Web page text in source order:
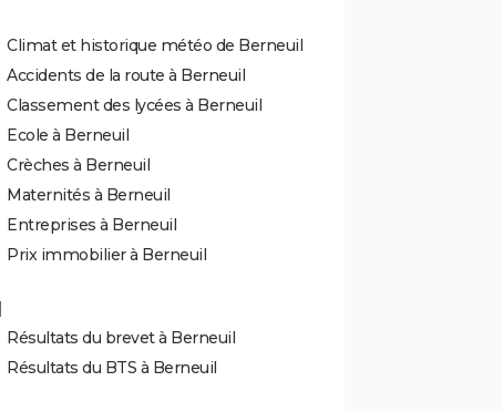
Climat et historique météo de Berneuil
Accidents de la route à Berneuil
Classement des lycées à Berneuil
Ecole à Berneuil
Crèches à Berneuil
Maternités à Berneuil
Entreprises à Berneuil
Prix immobilier à Berneuil
Résultats du brevet à Berneuil
Résultats du BTS à Berneuil